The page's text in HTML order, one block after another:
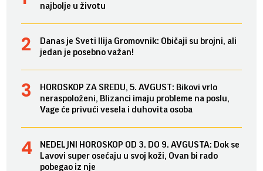
najbolje u životu
Danas je Sveti Ilija Gromovnik: Običaji su brojni, ali
jedan je posebno važan!
HOROSKOP ZA SREDU, 5. AVGUST: Bikovi vrlo
neraspoloženi, Blizanci imaju probleme na poslu,
Vage će privući vesela i duhovita osoba
NEDELJNI HOROSKOP OD 3. DO 9. AVGUSTA: Dok se
Lavovi super osećaju u svoj koži, Ovan bi rado
pobegao iz nje